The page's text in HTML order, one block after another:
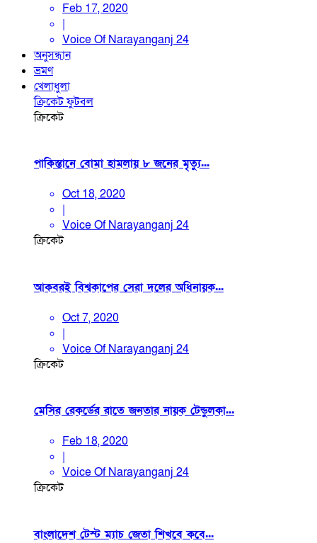
Feb 17, 2020
|
Voice Of Narayanganj 24
অনুসন্ধান
ভ্রমণ
খেলাধুলা
ক্রিকেটফুটবল
ক্রিকেট
পাকিস্তানে বোমা হামলায় ৮ জনের মৃত্যু...
Oct 18, 2020
|
Voice Of Narayanganj 24
ক্রিকেট
আকবরই বিশ্বকাপের সেরা দলের অধিনায়ক...
Oct 7, 2020
|
Voice Of Narayanganj 24
ক্রিকেট
মেসির রেকর্ডের রাতে জনতার নায়ক টেন্ডুলকা...
Feb 18, 2020
|
Voice Of Narayanganj 24
ক্রিকেট
বাংলাদেশ টেস্ট ম্যাচ জেতা শিখবে কবে...